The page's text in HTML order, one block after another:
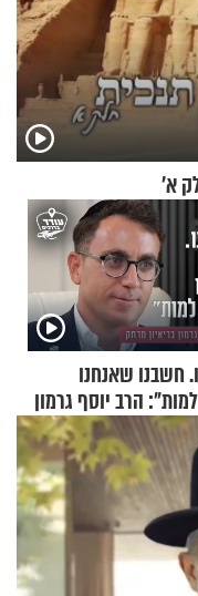
א’
חשבנו שאנחנו
הרב יוסף גרמון
מרתק